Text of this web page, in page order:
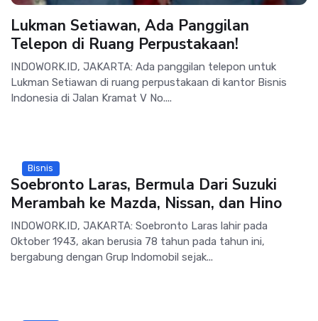
Lukman Setiawan, Ada Panggilan
Telepon di Ruang Perpustakaan!
INDOWORK.ID, JAKARTA: Ada panggilan telepon untuk
Lukman Setiawan di ruang perpustakaan di kantor Bisnis
Indonesia di Jalan Kramat V No....
Bisnis
Soebronto Laras, Bermula Dari Suzuki
Merambah ke Mazda, Nissan, dan Hino
INDOWORK.ID, JAKARTA: Soebronto Laras lahir pada
Oktober 1943, akan berusia 78 tahun pada tahun ini,
bergabung dengan Grup lndomobil sejak...